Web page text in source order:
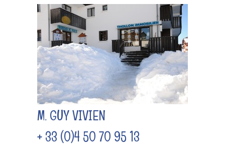
M. GUY VIVIEN
+ 33 (0)4 50 70 95 13